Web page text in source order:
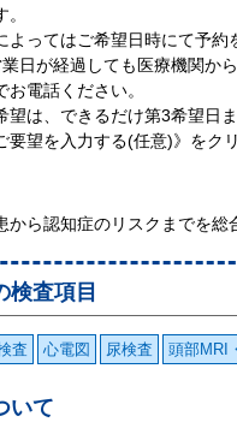
。
ってはご希望日時にて予約
日が経過しても医療機関か
お電話ください。
は、できるだけ第3希望日
要望を入力する(任意)》をク
ら認知症のリスクまでを総
検査項目
査 心電図 尿検査 頭部MRI
いて